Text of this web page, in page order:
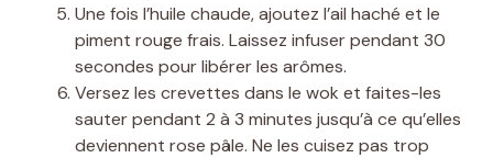
Une fois l’huile chaude, ajoutez l’ail haché et le
piment rouge frais. Laissez infuser pendant 30
secondes pour libérer les arômes.
Versez les crevettes dans le wok et faites-les
sauter pendant 2 à 3 minutes jusqu’à ce qu’elles
deviennent rose pâle. Ne les cuisez pas trop